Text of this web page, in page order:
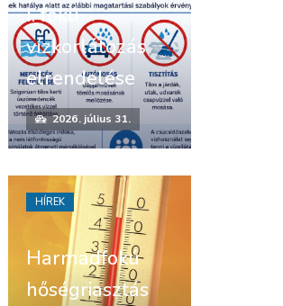
I. fokú
vízkorlátozás
elrendelése
2026. július 31.
Harmadfokú
hőségriasztás
HÍREK